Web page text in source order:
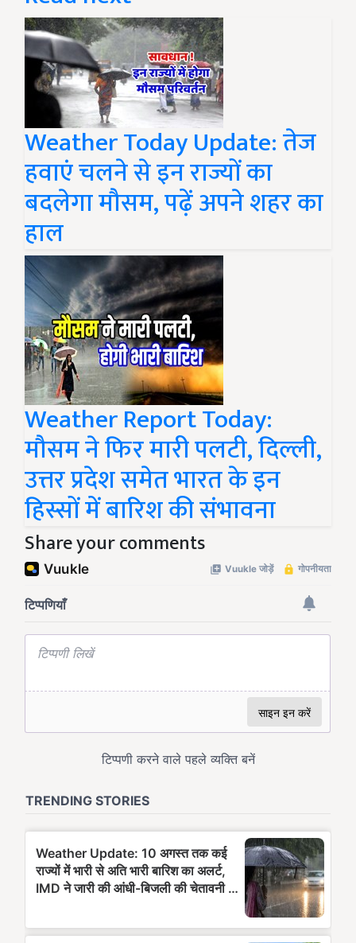
Weather Today Update: तेज
हवाएं चलने से इन राज्यों का
बदलेगा मौसम, पढ़ें अपने शहर का
हाल
Weather Report Today:
मौसम ने फिर मारी पलटी, दिल्ली,
उत्तर प्रदेश समेत भारत के इन
हिस्सों में बारिश की संभावना
Share your comments